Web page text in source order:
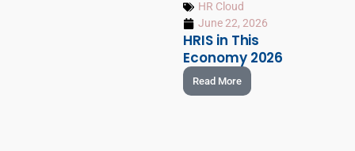
HR Cloud
June 22, 2026
HRIS in This
Economy 2026
Read More